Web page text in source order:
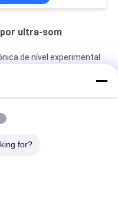
ultra-som
de nível experimental
de triturador de
para aglomerados de
for?